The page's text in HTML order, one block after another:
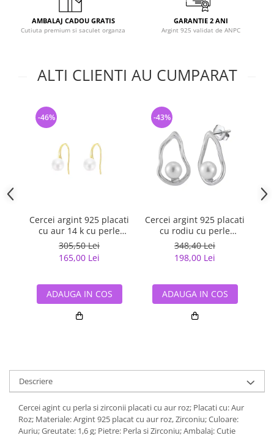
AMBALAJ CADOU GRATIS
Cutiuta premium si saculet organza
GARANTIE 2 ANI
Argint 925 validat de ANPC
ALTI CLIENTI AU CUMPARAT
Cercei argint 925 placati
cu aur 14 k cu perle
naturale
305,50 Lei
165,00 Lei
-46%
ADAUGA IN COS
Cercei argint 925 placati
cu rodiu cu perle
naturale
348,40 Lei
198,00 Lei
-43%
ADAUGA IN COS
Descriere
Cercei agint cu perla si zirconii placati cu aur roz; Placati cu: Aur
Roz; Materiale: Argint 925 placat cu aur roz, Zirconiu; Culoare:
Auriu; Greutate: 1,6 g; Pietre: Perla si Zirconiu; Ambalaj: Cutie